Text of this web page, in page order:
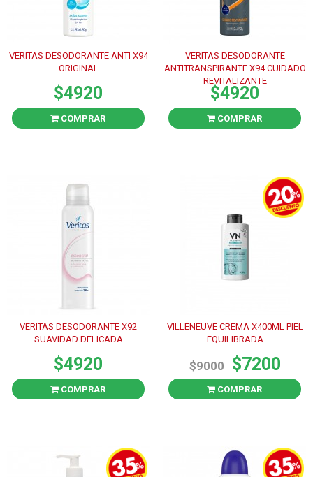
VERITAS DESODORANTE ANTI X94
ORIGINAL
$4920
COMPRAR
VERITAS DESODORANTE
ANTITRANSPIRANTE X94 CUIDADO
REVITALIZANTE
$4920
COMPRAR
VERITAS DESODORANTE X92
SUAVIDAD DELICADA
$4920
COMPRAR
VILLENEUVE CREMA X400ML PIEL
EQUILIBRADA
$9000 $7200
COMPRAR